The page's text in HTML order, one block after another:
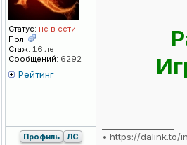
Статус: не в сети
Пол:
Стаж: 16 лет
Сообщений: 6292
Рейтинг
• https://dalink.to/
Профиль ЛС